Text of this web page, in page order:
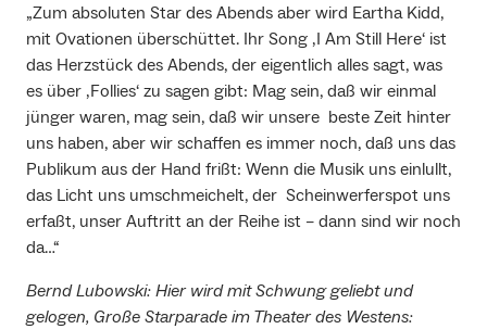
„Zum absoluten Star des Abends aber wird Eartha Kidd,
mit Ovationen überschüttet. Ihr Song ‚I Am Still Here‘ ist
das Herzstück des Abends, der eigentlich alles sagt, was
es über ‚Follies‘ zu sagen gibt: Mag sein, daß wir einmal
jünger waren, mag sein, daß wir unsere beste Zeit hinter
uns haben, aber wir schaffen es immer noch, daß uns das
Publikum aus der Hand frißt: Wenn die Musik uns einlullt,
das Licht uns umschmeichelt, der Scheinwerferspot uns
erfaßt, unser Auftritt an der Reihe ist – dann sind wir noch
da…“
Bernd Lubowski: Hier wird mit Schwung geliebt und
gelogen, Große Starparade im Theater des Westens: